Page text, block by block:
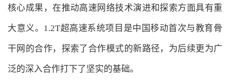
核心成果，在推动高速网络技术演进和探索方面具有重
大意义。1.2T超高速系统项目是中国移动首次与教育骨
干网的合作，探索了合作模式的新路径，为后续更为广
泛的深入合作打下了坚实的基础。